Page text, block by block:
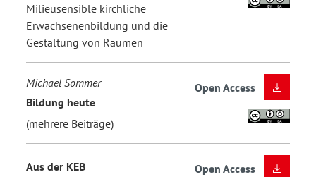
Milieusensible kirchliche
Erwachsenenbildung und die
Gestaltung von Räumen
Michael Sommer
Bildung heute
(mehrere Beiträge)
Open Access
Aus der KEB Open Access